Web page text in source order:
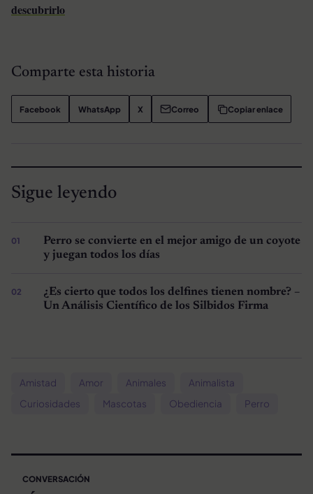
descubrirlo
Comparte esta historia
Facebook WhatsApp X Correo Copiar enlace
Sigue leyendo
Perro se convierte en el mejor amigo de un coyote
y juegan todos los días
¿Es cierto que todos los delfines tienen nombre? –
Un Análisis Científico de los Silbidos Firma
Amistad Amor Animales
Animalista
Curiosidades
Mascotas Obediencia Perro
CONVERSACIÓN